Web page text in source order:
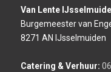
Van Lente
Burgemeester van
8271 AN IJsselmuiden
Catering & Verhuur: